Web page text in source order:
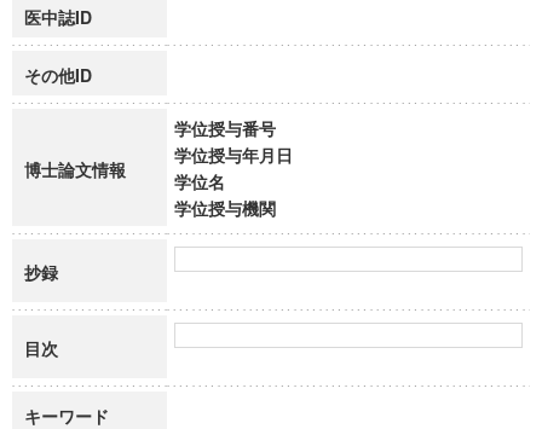
医中誌ID
その他ID
博士論文情報
学位授与番号
学位授与年月日
学位名
学位授与機関
抄録
目次
キーワード